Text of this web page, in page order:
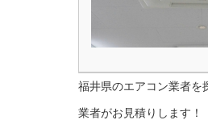
福井県のエアコン業者を
業者がお見積りします！